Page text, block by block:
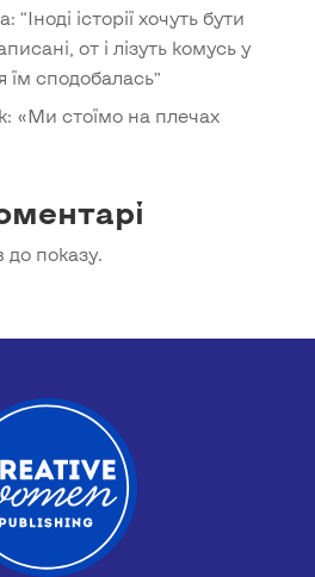
історії хочуть бути
от і лізуть комусь у
їм сподобалась”
«Ми стоїмо на плечах
до показу.